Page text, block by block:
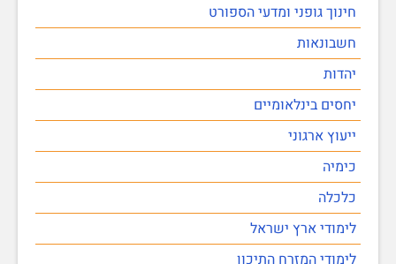
חינוך גופני ומדעי הספורט
חשבונאות
יהדות
יחסים בינלאומיים
ייעוץ ארגוני
כימיה
כלכלה
לימודי ארץ ישראל
לימודי המזרח התיכון